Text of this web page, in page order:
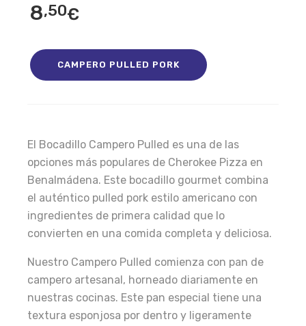
8,50€
CAMPERO PULLED PORK
El Bocadillo Campero Pulled es una de las
opciones más populares de Cherokee Pizza en
Benalmádena. Este bocadillo gourmet combina
el auténtico pulled pork estilo americano con
ingredientes de primera calidad que lo
convierten en una comida completa y deliciosa.
Nuestro Campero Pulled comienza con pan de
campero artesanal, horneado diariamente en
nuestras cocinas. Este pan especial tiene una
textura esponjosa por dentro y ligeramente